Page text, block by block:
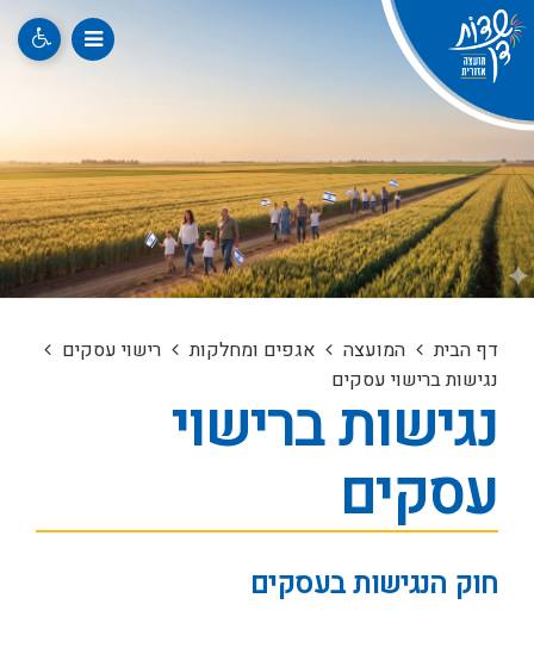
דף הבית המועצה אגפים ומחלקות
רישוי עסקים
נגישות ברישוי עסקים
נגישות ברישוי
עסקים
חוק הנגישות בעסקים